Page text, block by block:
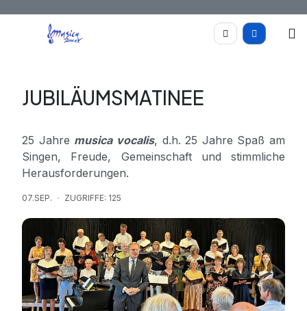
JUBILÄUMSMATINEE
25 Jahre musica vocalis, d.h. 25 Jahre Spaß am
Singen, Freude, Gemein­schaft und stimmliche
Heraus­forderungen.
07.SEP. ZUGRIFFE: 125